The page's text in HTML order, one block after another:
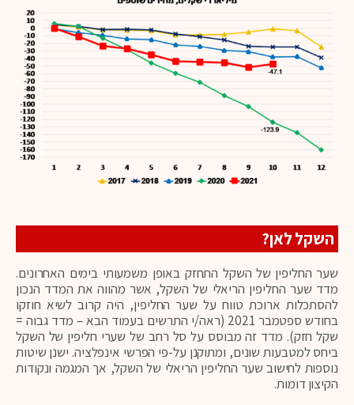
השקל לאן?
שער החליפין של השקל התחזק באופן משמעותי בימים האחרונים.
מדד שער החליפין הריאלי של השקל, אשר מהווה את המדד הנכון
להסתכלות ארוכת טווח על שער החליפין, היה קרוב לשיא חוזקו
בחודש ספטמבר 2021 (ראה/י התרשים בעמוד הבא – מדד גבוה =
שקל חזק). מדד זה מבוסס על סל רחב של שערי חליפין של השקל
ביחס למטבעות שונים, ומתוקנן על-פי הפרשי אינפלציה. ישנן שיטות
נוספות לחישוב שער החליפין הריאלי של השקל, אך המגמה ונקודות
הקיצון דומות.